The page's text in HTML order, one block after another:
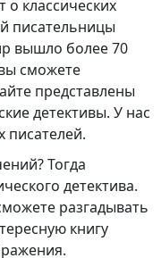
о классических
писательницы
вышло более 70
сможете
представлены
детективы. У нас
писателей.
Тогда
детектива.
разгадывать
книгу